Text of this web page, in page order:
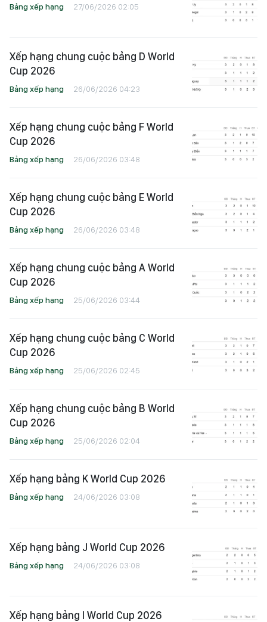
Bảng xếp hạng 27/06/2026 02:05
Xếp hạng chung cuộc bảng D World
Cup 2026
Bảng xếp hạng 26/06/2026 04:23
Xếp hạng chung cuộc bảng F World
Cup 2026
Bảng xếp hạng 26/06/2026 03:48
Xếp hạng chung cuộc bảng E World
Cup 2026
Bảng xếp hạng 26/06/2026 03:48
Xếp hạng chung cuộc bảng A World
Cup 2026
Bảng xếp hạng 25/06/2026 03:44
Xếp hạng chung cuộc bảng C World
Cup 2026
Bảng xếp hạng 25/06/2026 02:45
Xếp hạng chung cuộc bảng B World
Cup 2026
Bảng xếp hạng 25/06/2026 02:04
Xếp hạng bảng K World Cup 2026
Bảng xếp hạng 24/06/2026 03:08
Xếp hạng bảng J World Cup 2026
Bảng xếp hạng 24/06/2026 03:08
Xếp hạng bảng I World Cup 2026